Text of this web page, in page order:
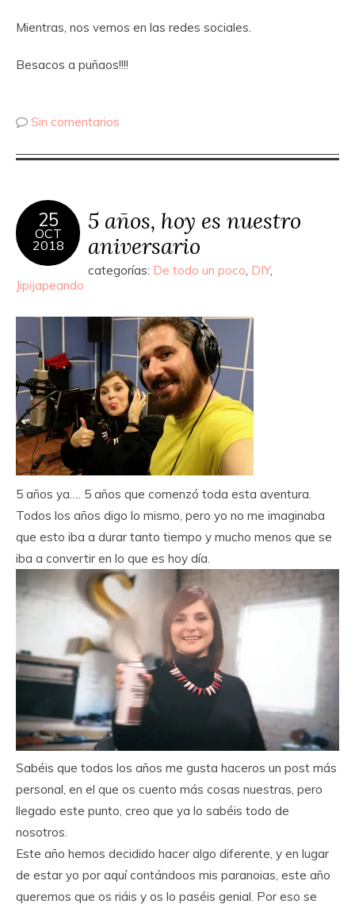
Mientras, nos vemos en las redes sociales.
Besacos a puñaos!!!!
Sin comentarios
25
OCT
2018
5 años, hoy es nuestro
aniversario
categorías: De todo un poco, DIY,
Jipijapeando
5 años ya…. 5 años que comenzó toda esta aventura.
Todos los años digo lo mismo, pero yo no me imaginaba
que esto iba a durar tanto tiempo y mucho menos que se
iba a convertir en lo que es hoy día.
Sabéis que todos los años me gusta haceros un post más
personal, en el que os cuento más cosas nuestras, pero
llegado este punto, creo que ya lo sabéis todo de
nosotros.
Este año hemos decidido hacer algo diferente, y en lugar
de estar yo por aquí contándoos mis paranoias, este año
queremos que os riáis y os lo paséis genial. Por eso se